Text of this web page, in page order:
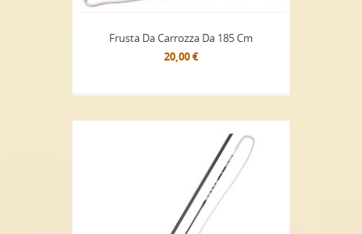
Frusta Da Carrozza Da 185 Cm
20,00 €